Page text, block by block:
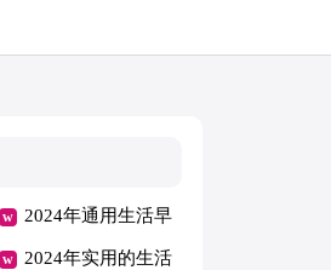
2024年通用生活早
安心语QQ38条
2024年实用的生活